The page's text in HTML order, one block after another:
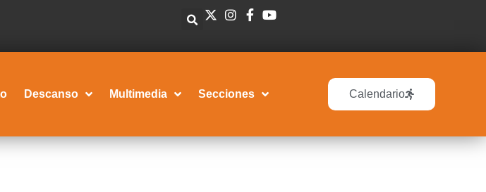
Descanso Multimedia Secciones Calendario